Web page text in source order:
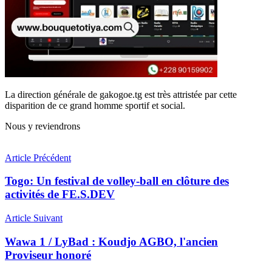
La direction générale de gakogoe.tg est très attristée par cette
disparition de ce grand homme sportif et social.
Nous y reviendrons
Article Précédent
Togo: Un festival de volley-ball en clôture des
activités de FE.S.DEV
Article Suivant
Wawa 1 / LyBad : Koudjo AGBO, l'ancien
Proviseur honoré